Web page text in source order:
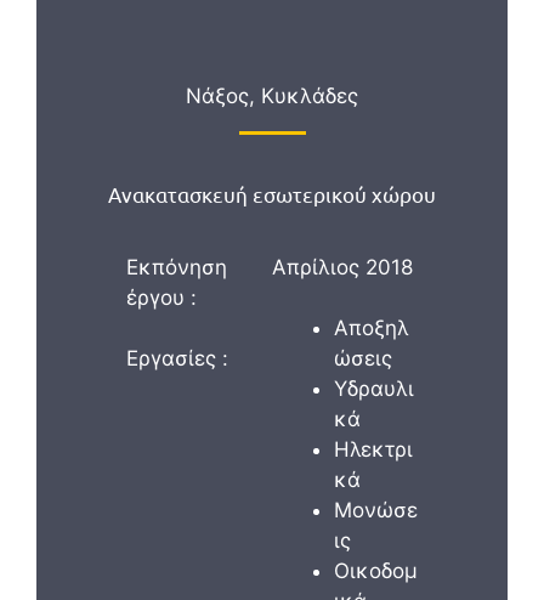
Νάξος, Κυκλάδες
Ανακατασκευή εσωτερικού χώρου
Εκπόνηση
έργου :
Εργασίες :
Απρίλιος 2018
Αποξηλ
ώσεις
Υδραυλι
κά
Ηλεκτρι
κά
Μονώσε
ις
Οικοδομ